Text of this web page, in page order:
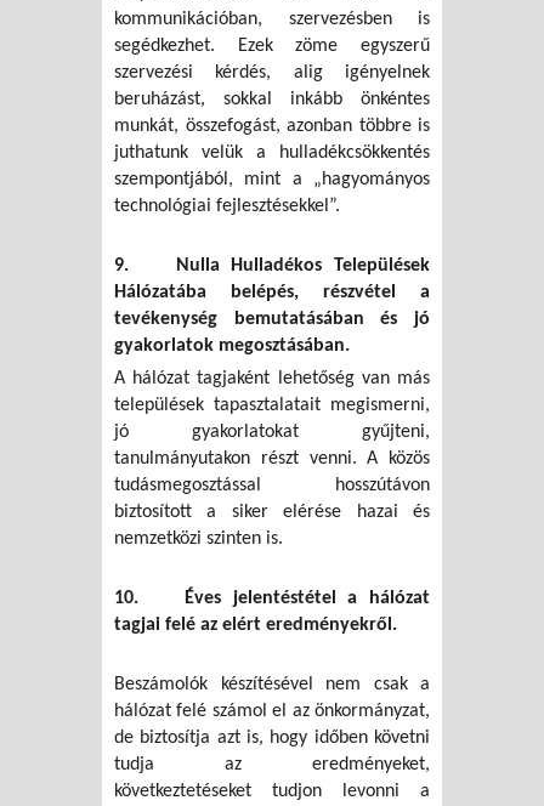
kommunikációban, szervezésben is
segédkezhet. Ezek zöme egyszerű
szervezési kérdés, alig igényelnek
beruházást, sokkal inkább önkéntes
munkát, összefogást, azonban többre is
juthatunk velük a hulladékcsökkentés
szempontjából, mint a „hagyományos
technológiai fejlesztésekkel”.
9. Nulla Hulladékos Települések
Hálózatába belépés, részvétel a
tevékenység bemutatásában és jó
gyakorlatok megosztásában.
A hálózat tagjaként lehetőség van más
települések tapasztalatait megismerni,
jó gyakorlatokat gyűjteni,
tanulmányutakon részt venni. A közös
tudásmegosztással hosszútávon
biztosított a siker elérése hazai és
nemzetközi szinten is.
10. Éves jelentéstétel a hálózat
tagjai felé az elért eredményekről.
Beszámolók készítésével nem csak a
hálózat felé számol el az önkormányzat,
de biztosítja azt is, hogy időben követni
tudja az eredményeket,
következtetéseket tudjon levonni a